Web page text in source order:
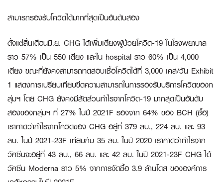
สามารถรองรับโควิดได้มากที่สุดเป็นอันดับสอง
ตั้งแต่สิ้นเดือนมิ.ย. CHG ได้เพิ่มเตียงผู้ป่วยโควิด-19 ในโรงพยาบาล
ราว 57% เป็น 550 เตียง และใน hospital ราว 60% เป็น 4,000
เตียง ขณะที่ยังคงสามารถทดสอบเชื้อโควิดได้ที่ 3,000 เคส/วัน Exhibit
1 แสดงการเปรียบเทียบขีดความสามารถในการรองรับบริการโควิดของก
ลุ่มฯ โดย CHG ยังคงมีสัดส่วนกำไรจากโควิด-19 มากสุดเป็นอันดับ
สองของกลุ่มฯ ที่ 27% ในปี 2021F รองจาก 64% ของ BCH (ซื้อ)
เราคาดว่ากำไรจากโควิดของ CHG อยู่ที่ 379 ลบ., 224 ลบ. และ 93
ลบ. ในปี 2021-23F เทียบกับ 35 ลบ. ในปี 2020 เราคาดว่ากำไรจาก
วัคซีนจะอยู่ที่ 43 ลบ., 66 ลบ. และ 42 ลบ. ในปี 2021-23F CHG ได้
วัคซีน Moderna ราว 5% จากการจัดซื้อ 3.9 ล้านโดส ขององค์การ